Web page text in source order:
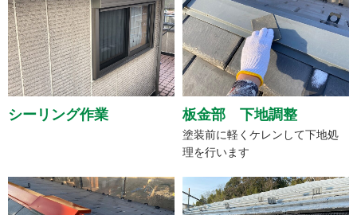
シーリング作業 板金部 下地調整
塗装前に軽くケレンして下地処
理を行います